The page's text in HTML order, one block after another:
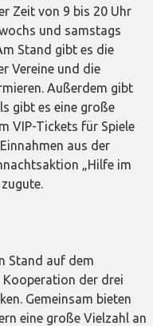
Zeit von 9 bis 20 Uhr
und samstags
Stand gibt es die
Vereine und die
Außerdem gibt
gibt es eine große
VIP-Tickets für Spiele
aus der
„Hilfe im
Stand auf dem
der drei
Gemeinsam bieten
eine große Vielzahl an